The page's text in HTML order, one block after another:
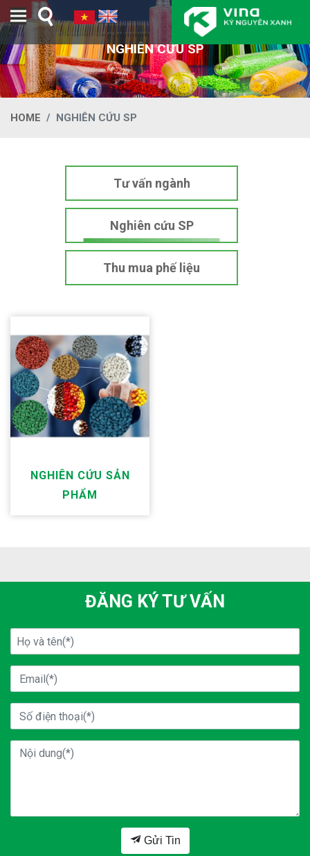
Toggle navigation
NGHIÊN CỨU SP
HOME NGHIÊN CỨU SP
Tư vấn ngành
Nghiên cứu SP
Thu mua phế liệu
NGHIÊN CỨU SẢN
PHẨM
ĐĂNG KÝ TƯ VẤN
Gửi Tin